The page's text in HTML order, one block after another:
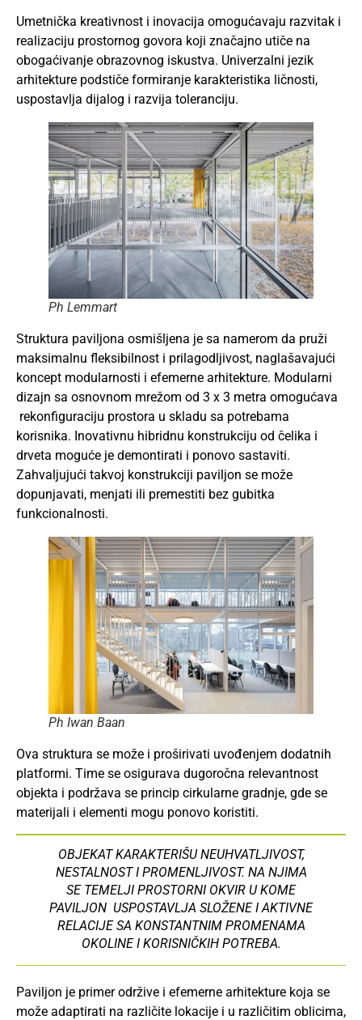
Umetnička kreativnost i inovacija omogućavaju razvitak i
realizaciju prostornog govora koji značajno utiče na
obogaćivanje obrazovnog iskustva. Univerzalni jezik
arhitekture podstiče formiranje karakteristika ličnosti,
uspostavlja dijalog i razvija toleranciju.
Ph Lemmart
Struktura paviljona osmišljena je sa namerom da pruži
maksimalnu fleksibilnost i prilagodljivost, naglašavajući
koncept modularnosti i efemerne arhitekture. Modularni
dizajn sa osnovnom mrežom od 3 x 3 metra omogućava
rekonfiguraciju prostora u skladu sa potrebama
korisnika. Inovativnu hibridnu konstrukciju od čelika i
drveta moguće je demontirati i ponovo sastaviti.
Zahvaljujući takvoj konstrukciji paviljon se može
dopunjavati, menjati ili premestiti bez gubitka
funkcionalnosti.
Ph Iwan Baan
Ova struktura se može i proširivati uvođenjem dodatnih
platformi. Time se osigurava dugoročna relevantnost
objekta i podržava se princip cirkularne gradnje, gde se
materijali i elementi mogu ponovo koristiti.
OBJEKAT KARAKTERIŠU NEUHVATLJIVOST,
NESTALNOST I PROMENLJIVOST. NA NJIMA
SE TEMELJI PROSTORNI OKVIR U KOME
PAVILJON USPOSTAVLJA SLOŽENE I AKTIVNE
RELACIJE SA KONSTANTNIM PROMENAMA
OKOLINE I KORISNIČKIH POTREBA.
Paviljon je primer održive i efemerne arhitekture koja se
može adaptirati na različite lokacije i u različitim oblicima,